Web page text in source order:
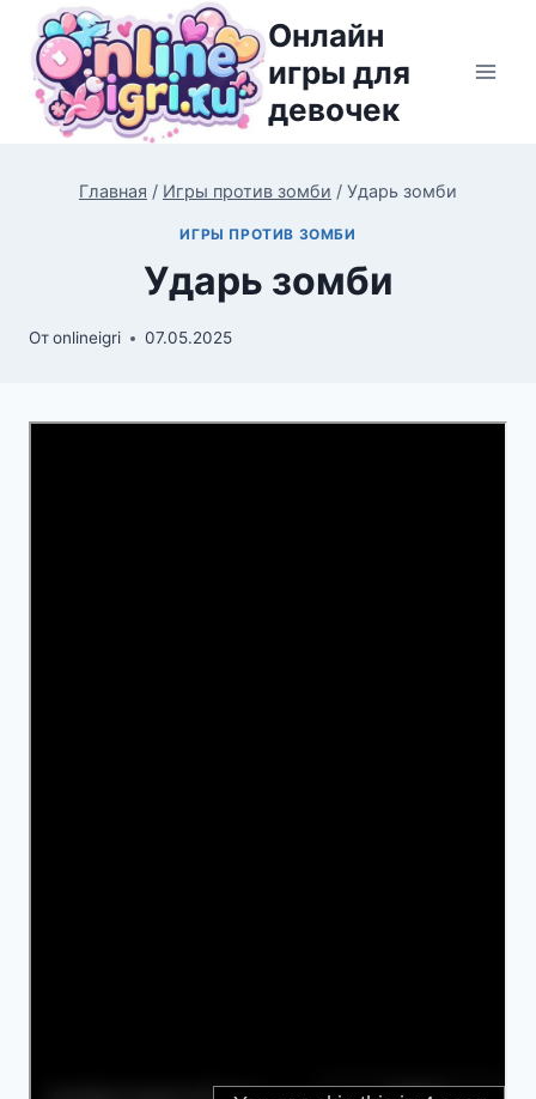
Перейти
содержимому
Онлайн
игры для
девочек
Главная / Игры против зомби / Ударь зомби
ИГРЫ ПРОТИВ ЗОМБИ
Ударь зомби
Отonlineigri 07.05.2025